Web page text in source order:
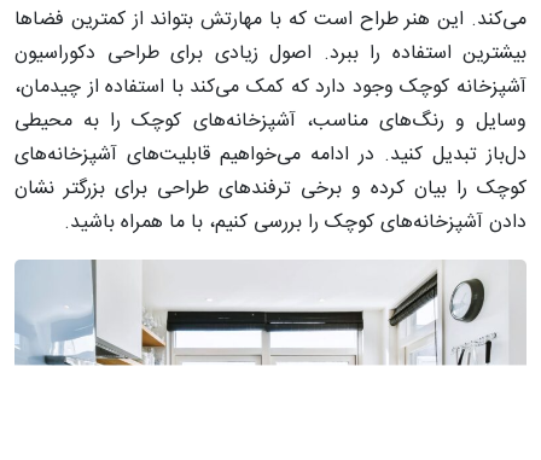
می‌کند. این هنر طراح است که با مهارتش بتواند از کمترین فضاها
بیشترین استفاده را ببرد. اصول زیادی برای طراحی دکوراسیون
آشپزخانه کوچک وجود دارد که کمک می‌کند با استفاده از چیدمان،
وسایل و رنگ‌های مناسب، آشپزخانه‌های کوچک را به محیطی
دل‌باز تبدیل کنید. در ادامه می‌خواهیم قابلیت‌های آشپزخانه‌های
کوچک را بیان کرده و برخی ترفندهای طراحی برای بزرگتر نشان
دادن آشپزخانه‌های کوچک را بررسی کنیم، با ما همراه باشید.